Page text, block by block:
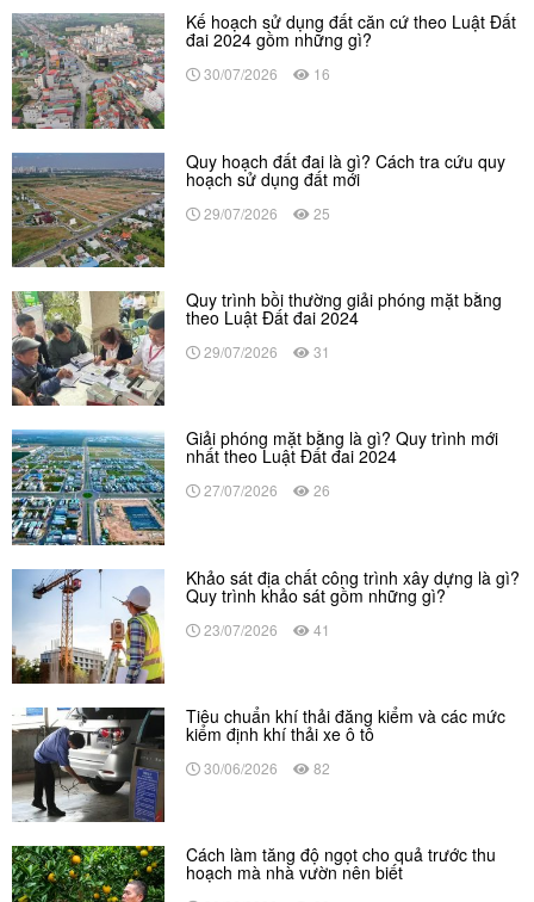
Kế hoạch sử dụng đất căn cứ theo Luật Đất
đai 2024 gồm những gì?
30/07/2026 16
Quy hoạch đất đai là gì? Cách tra cứu quy
hoạch sử dụng đất mới
29/07/2026 25
Quy trình bồi thường giải phóng mặt bằng
theo Luật Đất đai 2024
29/07/2026 31
Giải phóng mặt bằng là gì? Quy trình mới
nhất theo Luật Đất đai 2024
27/07/2026 26
Khảo sát địa chất công trình xây dựng là gì?
Quy trình khảo sát gồm những gì?
23/07/2026 41
Tiêu chuẩn khí thải đăng kiểm và các mức
kiểm định khí thải xe ô tô
30/06/2026 82
Cách làm tăng độ ngọt cho quả trước thu
hoạch mà nhà vườn nên biết